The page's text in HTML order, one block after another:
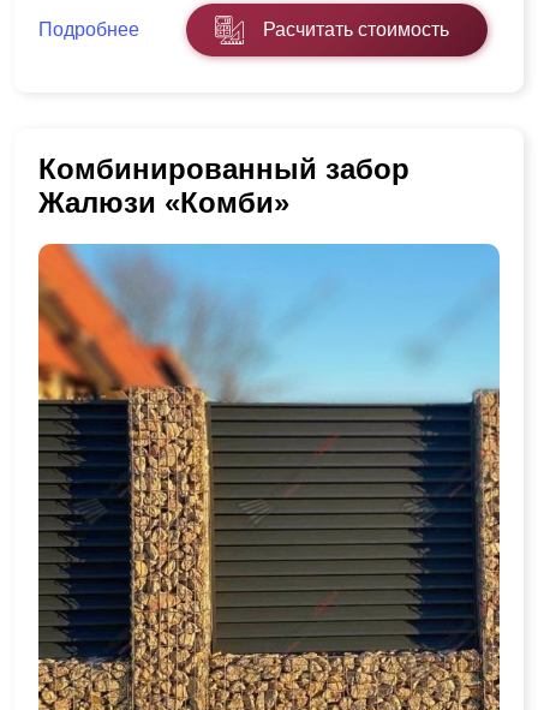
Подробнее Расчитать стоимость
Комбинированный забор
Жалюзи «Комби»